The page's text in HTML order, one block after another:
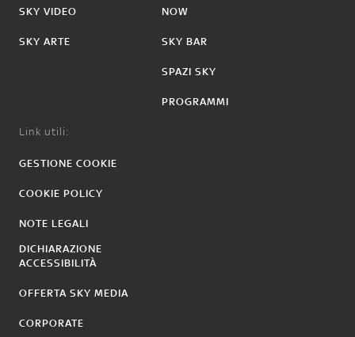
SKY VIDEO
SKY ARTE
NOW
SKY BAR
SPAZI SKY
PROGRAMMI
Link utili:
GESTIONE COOKIE
COOKIE POLICY
NOTE LEGALI
DICHIARAZIONE
ACCESSIBILITÀ
OFFERTA SKY MEDIA
CORPORATE